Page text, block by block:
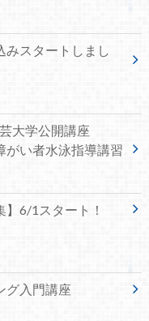
みスタートしまし
大学公開講座
がい者水泳指導講習
】6/1スタート！
グ入門講座